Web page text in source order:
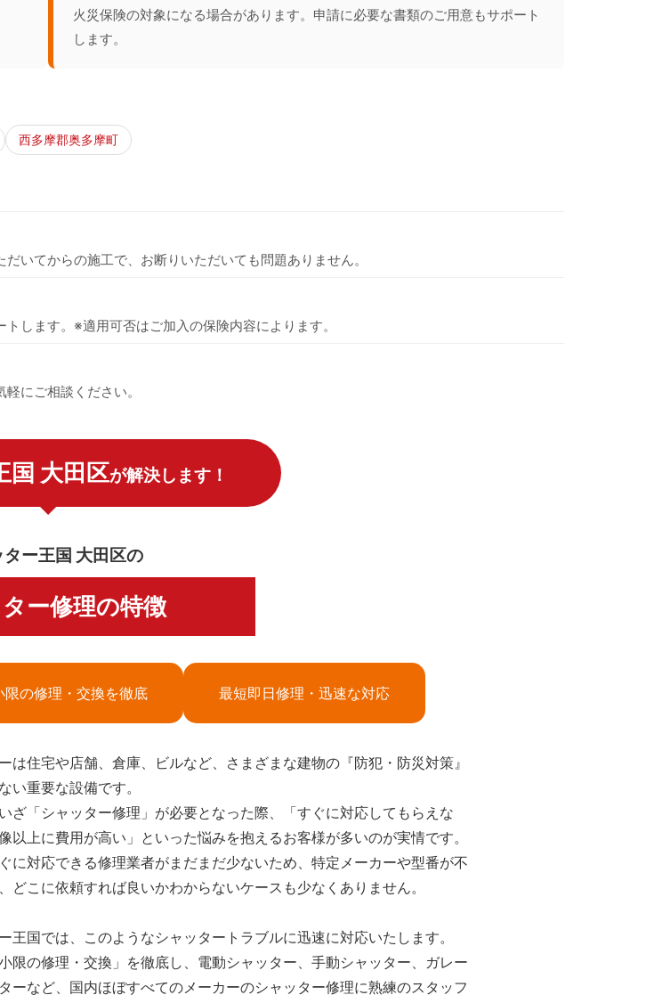
火災保険の対象になる場合があります。申請に必要な書類のご用意もサポート
します。
西多摩郡奥多摩町
いてからの施工で、お断りいただいても問題ありません。
します。※適用可否はご加入の保険内容によります。
にご相談ください。
国 大田区が解決します！
ター王国 大田区の
ー修理の特徴
限の修理・交換を徹底 最短即日修理・迅速な対応
は住宅や店舗、倉庫、ビルなど、さまざまな建物の『防犯・防災対策』
い重要な設備です。
ざ「シャッター修理」が必要となった際、「すぐに対応してもらえな
以上に費用が高い」といった悩みを抱えるお客様が多いのが実情です。
に対応できる修理業者がまだまだ少ないため、特定メーカーや型番が不
どこに依頼すれば良いかわからないケースも少なくありません。
王国では、このようなシャッタートラブルに迅速に対応いたします。
小限の修理・交換」を徹底し、電動シャッター、手動シャッター、ガレー
ーなど、国内ほぼすべてのメーカーのシャッター修理に熟練のスタッフ